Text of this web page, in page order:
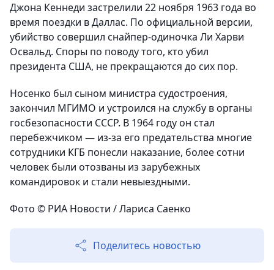
Джона Кеннеди застрелили 22 ноября 1963 года во
время поездки в Даллас. По официальной версии,
убийство совершил снайпер-одиночка Ли Харви
Освальд. Споры по поводу того, кто убил
президента США, не прекращаются до сих пор.
Носенко был сыном министра судостроения,
закончил МГИМО и устроился на службу в органы
госбезопасности СССР. В 1964 году он стал
перебежчиком — из-за его предательства многие
сотрудники КГБ понесли наказание, более сотни
человек были отозваны из зарубежных
командировок и стали невыездными.
Фото © РИА Новости / Лариса Саенко
Поделитесь новостью